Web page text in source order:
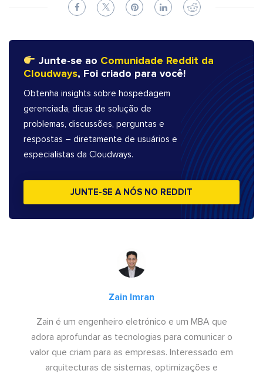
Junte-se ao Comunidade Reddit da
Cloudways, Foi criado para você!
Obtenha insights sobre hospedagem
gerenciada, dicas de solução de
problemas, discussões, perguntas e
respostas – diretamente de usuários e
especialistas da Cloudways.
JUNTE-SE A NÓS NO REDDIT
Zain Imran
Zain é um engenheiro eletrónico e um MBA que
adora aprofundar as tecnologias para comunicar o
valor que criam para as empresas. Interessado em
arquitecturas de sistemas, optimizações e